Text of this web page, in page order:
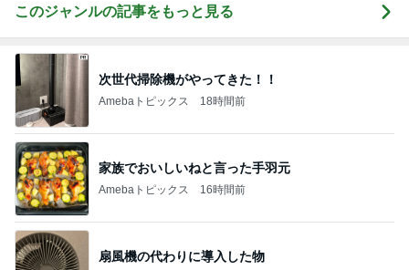
このジャンルの記事をもっと見る
次世代掃除機がやってきた！！
Amebaトピックス 18時間前
家族でおいしいねと言った手羽元
Amebaトピックス 16時間前
扇風機の代わりに導入した物